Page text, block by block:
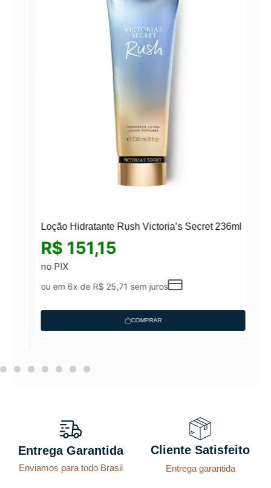
Loção Hidratante Rush Victoria’s Secret 236ml
R$151,15
no PIX
ou em 6x deR$25,71sem juros
COMPRAR
Entrega Garantida
Enviamos para todo Brasil
Cliente Satisfeito
Entrega garantida